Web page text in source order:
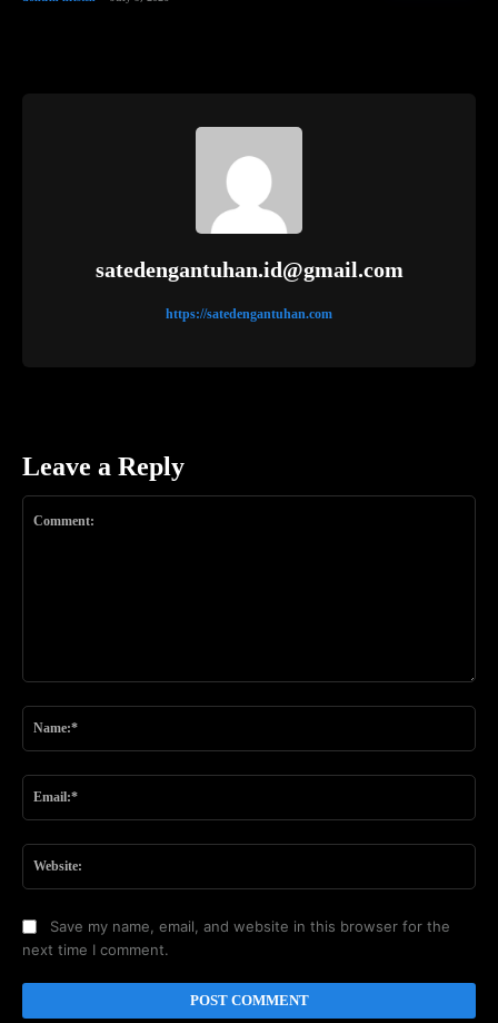
Leave a Reply
Save my name, email, and website in this browser for the
next time I comment.
satedengantuhan.id@gmail.com
https://satedengantuhan.com